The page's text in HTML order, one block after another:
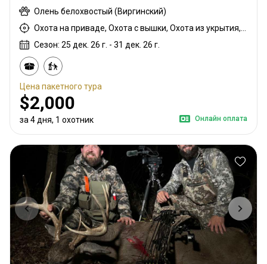
Олень белохвостый (Виргинский)
Сезон: 25 дек. 26 г. - 31 дек. 26 г.
Цена пакетного тура
$2,000
за 4 дня, 1 охотник Онлайн оплата